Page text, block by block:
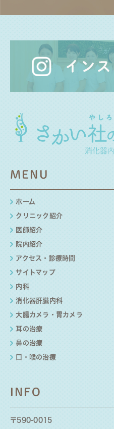
MENU
ホーム
クリニック紹介
医師紹介
院内紹介
アクセス・診療時間
サイトマップ
内科
消化器肝臓内科
大腸カメラ・胃カメラ
耳の治療
鼻の治療
口・喉の治療
INFO
〒590‐0015